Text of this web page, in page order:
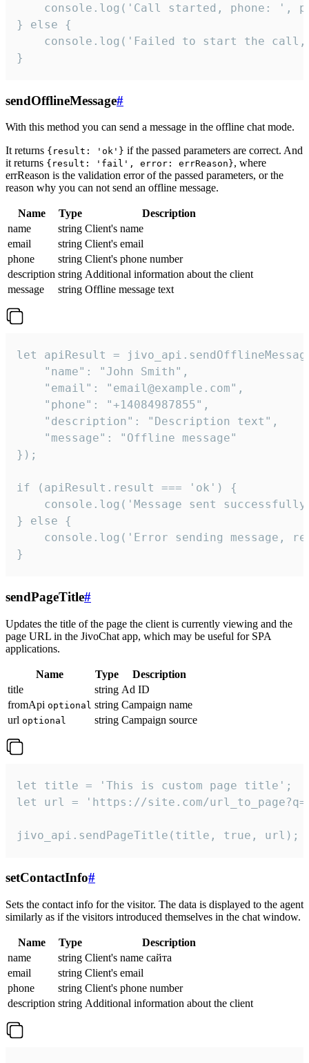
console.log('Call started, phone: ',
} else {
console.log('Failed to start the
}
sendOfflineMessage#
With this method you can send a message in the offline chat mode.
It returns {result: 'ok'} if the passed parameters are correct. And
it returns {result: 'fail', error: errReason}, where
errReason is the validation error of the passed parameters, or the
reason why you can not send an offline message.
Name Type
Description
name
string Client's name
email
string Client's email
phone
string Client's phone number
description string Additional information about the client
message
string Offline message text
let apiResult =
    "name": "John Smith",
    "email": "email@example.com",
    "phone": "+14084987855",
    "description": "Description text",
    "message": "Offline message"
});
if (apiResult.result === 'ok') {
console.log('Message sent
} else {
console.log('Error sending message,
}
sendPageTitle#
Updates the title of the page the client is currently viewing and the
page URL in the JivoChat app, which may be useful for SPA
applications.
Name Type
Description
title
string Ad ID
fromApi optional string Campaign name
url optional string Campaign source
let title = 'This is custom page title';
let url = 'https://site.com/
jivo_api.sendPageTitle(title, true, url);
setContactInfo#
Sets the contact info for the visitor. The data is displayed to the agent
similarly as if the visitors introduced themselves in the chat window.
Name Type
Description
name
string Client's name сайта
email
string Client's email
phone
string Client's phone number
description string Additional information about the client